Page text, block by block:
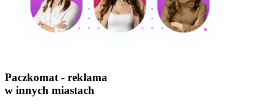
Paczkomat - reklama
w innych miastach